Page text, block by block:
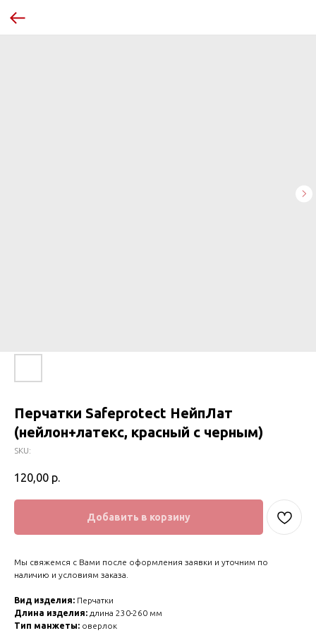
Перчатки Safeprotect НейпЛат
(нейлон+латекс, красный с черным)
SKU:
120,00 р.
Добавить в корзину
Мы свяжемся с Вами после оформления заявки и уточним по
наличию и условиям заказа.
Вид изделия: Перчатки
Длина изделия: длина 230-260 мм
Тип манжеты: оверлок